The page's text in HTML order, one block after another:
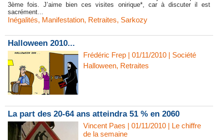
3ème fois. J’aime bien ces visites onirique*, car à discuter il est
sacrément...
Inégalités, Manifestation, Retraites, Sarkozy
Halloween 2010...
Frédéric Frep | 01/11/2010 | Société
Halloween, Retraites
La part des 20-64 ans atteindra 51 % en 2060
Vincent Paes | 01/11/2010 | Le chiffre
de la semaine